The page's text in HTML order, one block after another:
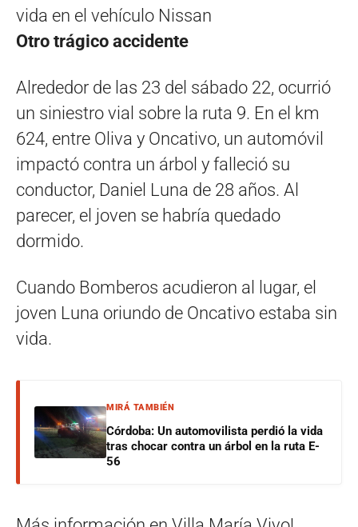
vida en el vehículo Nissan
Otro trágico accidente
Alrededor de las 23 del sábado 22, ocurrió
un siniestro vial sobre la ruta 9. En el km
624, entre Oliva y Oncativo, un automóvil
impactó contra un árbol y falleció su
conductor, Daniel Luna de 28 años. Al
parecer, el joven se habría quedado
dormido.
Cuando Bomberos acudieron al lugar, el
joven Luna oriundo de Oncativo estaba sin
vida.
MIRÁ TAMBIÉN
Córdoba: Un automovilista perdió la vida
tras chocar contra un árbol en la ruta E-
56